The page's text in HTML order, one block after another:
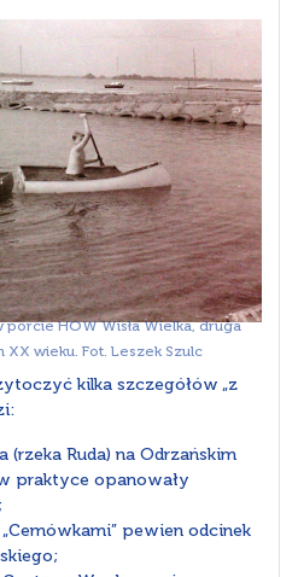
porcie HOW Wisła Wielka, druga
wieku. Fot. Leszek Szulc
kilka szczegółów „z
(rzeka Ruda) na Odrzańskim
praktyce opanowały
pewien odcinek